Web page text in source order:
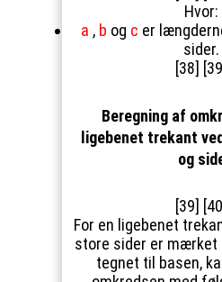
Hvor:
a , b og c er
sider.
[38]
Beregning af
ligebenet trekant
og
[39]
For en ligebenet
store sider er mærket
tegnet til basen,